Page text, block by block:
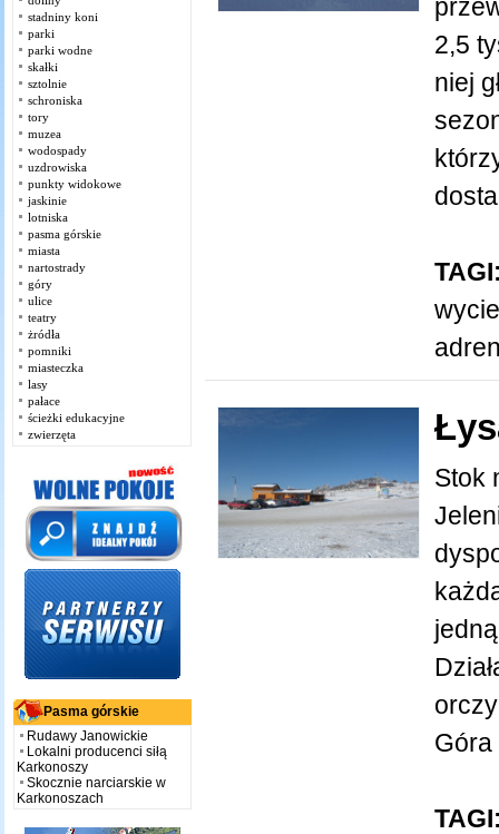
stadniny koni
parki
parki wodne
skałki
sztolnie
schroniska
tory
muzea
wodospady
uzdrowiska
punkty widokowe
jaskinie
lotniska
pasma górskie
miasta
nartostrady
góry
ulice
teatry
żródła
pomniki
miasteczka
lasy
pałace
ścieżki edukacyjne
zwierzęta
Pasma górskie
Rudawy Janowickie
Lokalni producenci siłą
Karkonoszy
Skocznie narciarskie w
Karkonoszach
2,5
niej
Stok
Góra